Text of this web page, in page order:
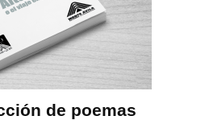
de poemas